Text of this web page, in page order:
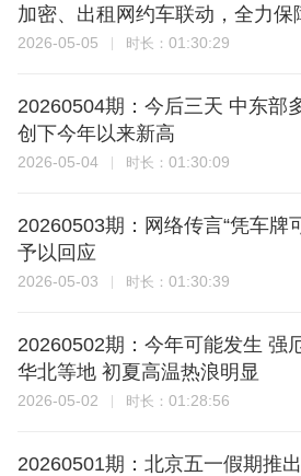
加密、出租网约车联动，全力保
2026-05-05 时长： 01:30:29
20260504期：今后三天 中东部
创下今年以来新高
2026-05-04 时长： 01:30:09
20260503期：网络传言“凭车牌
予以回应
2026-05-03 时长： 01:30:39
20260502期：今年可能发生 强
华北等地 初夏高温热浪明显
2026-05-02 时长： 01:28:56
20260501期：北京五一假期推